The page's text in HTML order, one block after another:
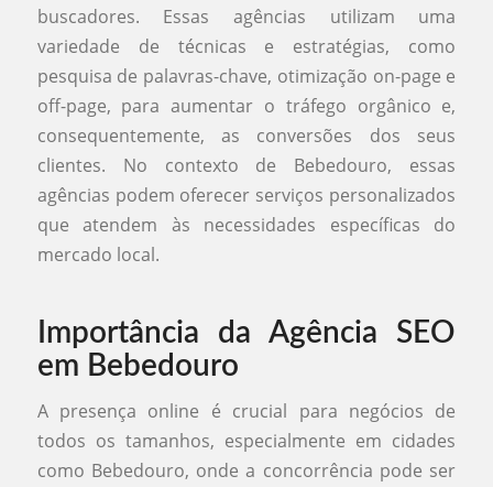
buscadores. Essas agências utilizam uma
variedade de técnicas e estratégias, como
pesquisa de palavras-chave, otimização on-page e
off-page, para aumentar o tráfego orgânico e,
consequentemente, as conversões dos seus
clientes. No contexto de Bebedouro, essas
agências podem oferecer serviços personalizados
que atendem às necessidades específicas do
mercado local.
Importância da Agência SEO
em Bebedouro
A presença online é crucial para negócios de
todos os tamanhos, especialmente em cidades
como Bebedouro, onde a concorrência pode ser